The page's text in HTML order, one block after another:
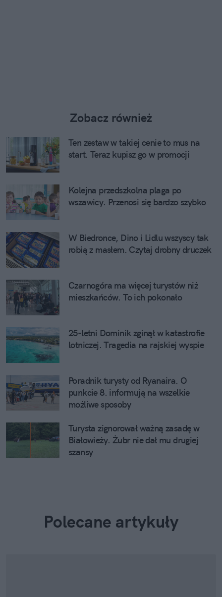
Zobacz również
Ten zestaw w takiej cenie to mus na
start. Teraz kupisz go w promocji
Kolejna przedszkolna plaga po
wszawicy. Przenosi się bardzo szybko
W Biedronce, Dino i Lidlu wszyscy tak
robią z masłem. Czytaj drobny druczek
Czarnogóra ma więcej turystów niż
mieszkańców. To ich pokonało
25-letni Dominik zginął w katastrofie
lotniczej. Tragedia na rajskiej wyspie
Poradnik turysty od Ryanaira. O
punkcie 8. informują na wszelkie
możliwe sposoby
Turysta zignorował ważną zasadę w
Białowieży. Żubr nie dał mu drugiej
szansy
Polecane artykuły